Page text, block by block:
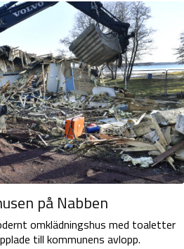
på Nabben
omklädningshus med toaletter
till kommunens avlopp.